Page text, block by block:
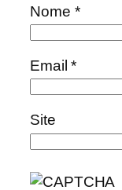
Nome *
Email*
Site